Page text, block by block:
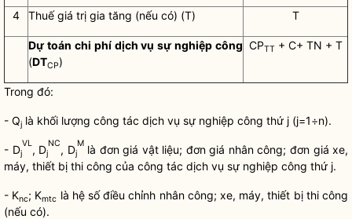
4 Thuế giá trị gia tăng (nếu có) (T) T
Dự toán chi phídịch vụ sự nghiệp công
(DTCP)
CPTT+ C+ TN + T
Trong đó:
- Qj là khối lượng công tác dịch vụ sự nghiệp công thứ j (j=1÷n).
- Dj
VL , Dj
NC, Dj
Mlà đơn giá vật liệu; đơn giá nhân công; đơn giá xe,
máy, thiết bị thi công của công tác dịch vụ sự nghiệp công thứ j.
- Knc; Kmtc là hệ số điều chỉnh nhân công; xe, máy, thiết bị thi công
(nếu có).